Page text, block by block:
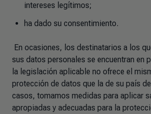
intereses legítimos;
ha dado su consentimiento.
En ocasiones, los destinatarios a los
sus datos personales se encuentran en
la legislación aplicable no ofrece el
protección de datos que la de su país
casos, tomamos medidas para aplicar
apropiadas y adecuadas para la